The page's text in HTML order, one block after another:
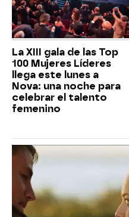
La XIII gala de las Top
100 Mujeres Líderes
llega este lunes a
Nova: una noche para
celebrar el talento
femenino